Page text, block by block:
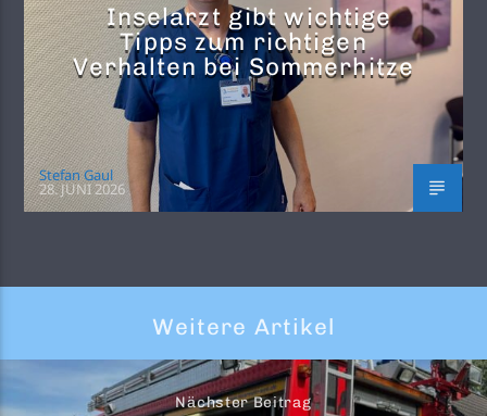
Inselarzt gibt wichtige
Tipps zum richtigen
Verhalten bei Sommerhitze
Stefan Gaul
28. JUNI 2026
Weitere Artikel
Nächster Beitrag